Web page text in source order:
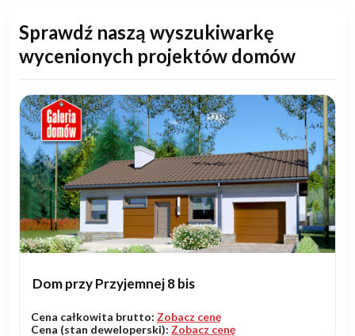
Sprawdź naszą wyszukiwarkę
wycenionych projektów domów
Dom przy Przyjemnej 8 bis
Cena całkowita brutto: Zobacz cenę
Cena (stan deweloperski): Zobacz cenę